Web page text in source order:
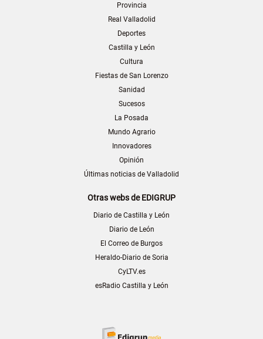
Provincia
Real Valladolid
Deportes
Castilla y León
Cultura
Fiestas de San Lorenzo
Sanidad
Sucesos
La Posada
Mundo Agrario
Innovadores
Opinión
Últimas noticias de Valladolid
Otras webs de EDIGRUP
Diario de Castilla y León
Diario de León
El Correo de Burgos
Heraldo-Diario de Soria
CyLTV.es
esRadio Castilla y León